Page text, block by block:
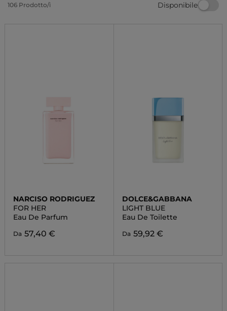
dolcezza dei momenti condivisi. Un'idea regalo che
106 Prodotto/i Disponibile
NARCISO RODRIGUEZ
FOR HER
Eau De Parfum
Da 57,40 €
DOLCE&GABBANA
LIGHT BLUE
Eau De Toilette
Da 59,92 €